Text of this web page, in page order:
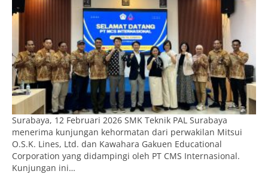
Surabaya, 12 Februari 2026 SMK Teknik PAL Surabaya
menerima kunjungan kehormatan dari perwakilan Mitsui
O.S.K. Lines, Ltd. dan Kawahara Gakuen Educational
Corporation yang didampingi oleh PT CMS Internasional.
Kunjungan ini…